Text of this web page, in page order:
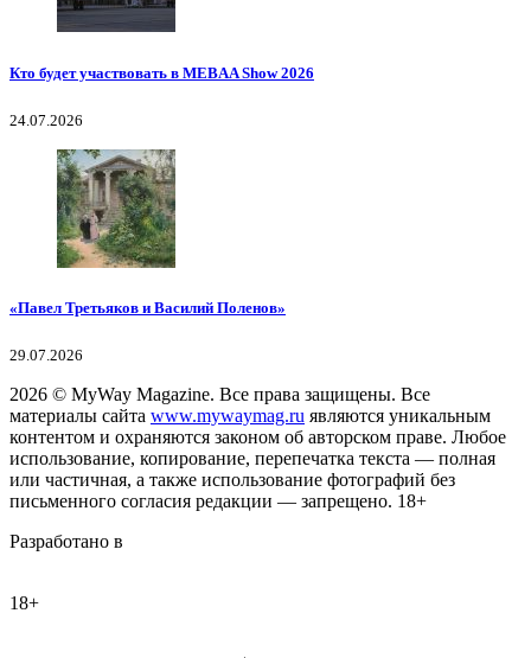
Кто будет участвовать в MEBAA Show 2026
24.07.2026
«Павел Третьяков и Василий Поленов»
29.07.2026
2026 © MyWay Magazine. Все права защищены. Все
материалы сайта www.mywaymag.ru являются уникальным
контентом и охраняются законом об авторском праве. Любое
использование, копирование, перепечатка текста — полная
или частичная, а также использование фотографий без
письменного согласия редакции — запрещено. 18+
Разработано в
18+